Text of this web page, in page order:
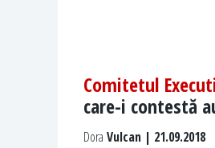
Comitetul
care-i contestă
Dora Vulcan | 21.09.2018